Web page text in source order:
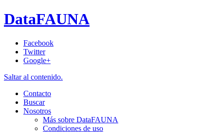
DataFAUNA
Facebook
Twitter
Google+
Saltar al contenido.
Contacto
Buscar
Nosotros
Más sobre DataFAUNA
Condiciones de uso